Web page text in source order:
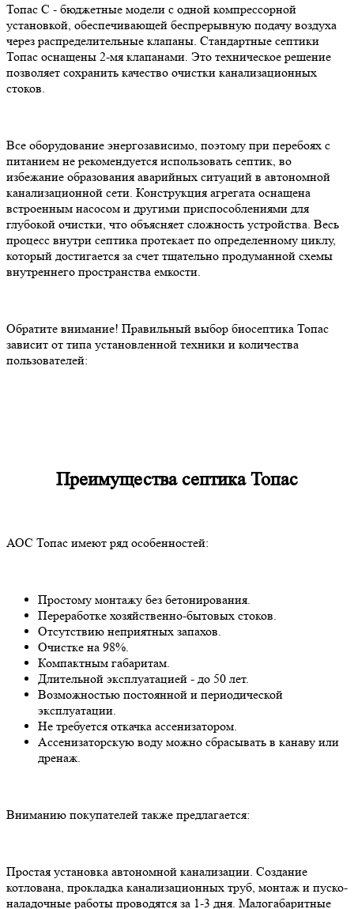
Топас С - бюджетные модели с одной компрессорной
установкой, обеспечивающей беспрерывную подачу воздуха
через распределительные клапаны. Стандартные септики
Топас оснащены 2-мя клапанами. Это техническое решение
позволяет сохранить качество очистки канализационных
стоков.
Все оборудование энергозависимо, поэтому при перебоях с
питанием не рекомендуется использовать септик, во
избежание образования аварийных ситуаций в автономной
канализационной сети. Конструкция агрегата оснащена
встроенным насосом и другими приспособлениями для
глубокой очистки, что объясняет сложность устройства. Весь
процесс внутри септика протекает по определенному циклу,
который достигается за счет тщательно продуманной схемы
внутреннего пространства емкости.
Обратите внимание! Правильный выбор биосептика Топас
зависит от типа установленной техники и количества
пользователей:
Преимущества септика Топас
АОС Топас имеют ряд особенностей:
Простому монтажу без бетонирования.
Переработке хозяйственно-бытовых стоков.
Отсутствию неприятных запахов.
Очистке на 98%.
Компактным габаритам.
Длительной эксплуатацией - до 50 лет.
Возможностью постоянной и периодической
эксплуатации.
Не требуется откачка ассенизатором.
Ассенизаторскую воду можно сбрасывать в канаву или
дренаж.
Вниманию покупателей также предлагается:
Простая установка автономной канализации. Создание
котлована, прокладка канализационных труб, монтаж и пуско-
наладочные работы проводятся за 1-3 дня. Малогабаритные